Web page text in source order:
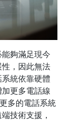
夠滿足現今
，因此無法
統依靠硬體
更多電話線
多的電話系統
技術支援，